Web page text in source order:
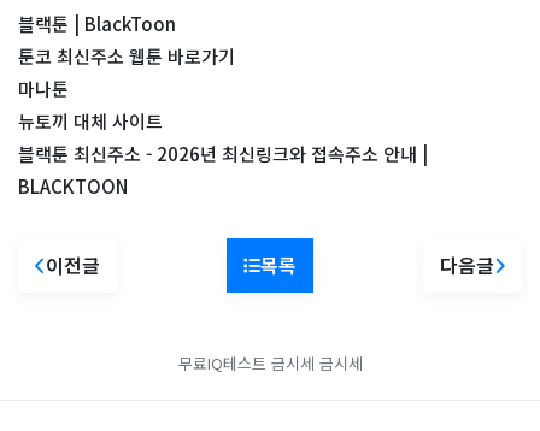
블랙툰 | BlackToon
툰코 최신주소 웹툰 바로가기
마나툰
뉴토끼 대체 사이트
블랙툰 최신주소 - 2026년 최신링크와 접속주소 안내 |
BLACKTOON
이전글 목록 다음글
무료IQ테스트 금시세 금시세